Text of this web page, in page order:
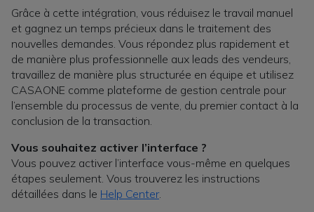
Grâce à cette intégration, vous réduisez le travail manuel
et gagnez un temps précieux dans le traitement des
nouvelles demandes. Vous répondez plus rapidement et
de manière plus professionnelle aux leads des vendeurs,
travaillez de manière plus structurée en équipe et utilisez
CASAONE comme plateforme de gestion centrale pour
l’ensemble du processus de vente, du premier contact à la
conclusion de la transaction.
Vous souhaitez activer l’interface ?
Vous pouvez activer l’interface vous-même en quelques
étapes seulement. Vous trouverez les instructions
détaillées dans le Help Center.